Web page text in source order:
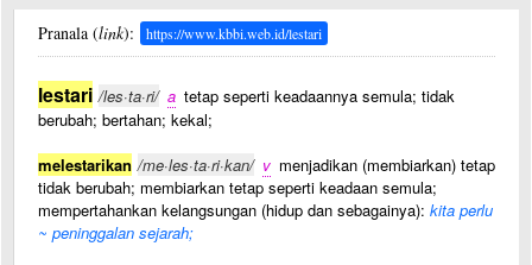
Pranala (link): https://www.kbbi.web.id/lestari
lestari /les·ta·ri/ a tetap seperti keadaannya semula; tidak
berubah; bertahan; kekal;
melestarikan /me·les·ta·ri·kan/ v menjadikan (membiarkan) tetap
tidak berubah; membiarkan tetap seperti keadaan semula;
mempertahankan kelangsungan (hidup dan sebagainya): kita perlu
~ peninggalan sejarah;